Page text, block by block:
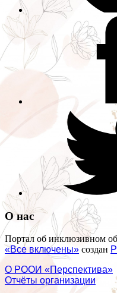
О нас
Портал об инклюзивном
«Все включены» создан
О РООИ «Перспектива»
Отчёты организации